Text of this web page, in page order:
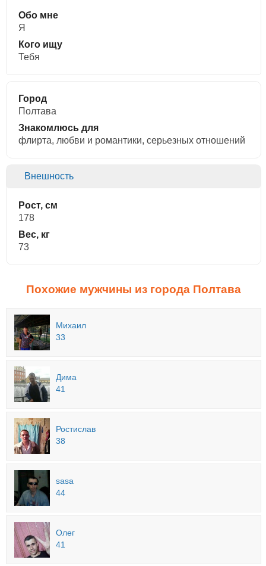
Обо мне
Я
Кого ищу
Тебя
Город
Полтава
Знакомлюсь для
флирта, любви и романтики, cерьезных отношений
Внешность
Рост, см
178
Вес, кг
73
Похожие мужчины из города Полтава
Михаил
33
Дима
41
Ростислав
38
sasa
44
Олег
41